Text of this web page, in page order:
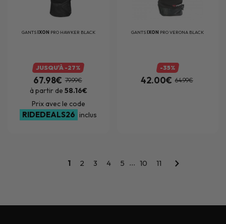
GANTS IXON PRO HAWKER BLACK
JUSQU'À -27%
67.98€ 79.99€
à partir de 58.16€
Prix avec le code
RIDEDEALS26 inclus
GANTS IXON PRO VERONA BLACK
-35%
42.00€ 64.99€
1 2 3 4 5 ... 10 11